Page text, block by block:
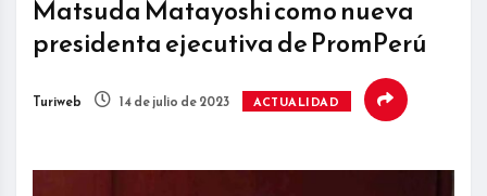
Matsuda Matayoshi como nueva
presidenta ejecutiva de PromPerú
Turiweb 14 de julio de 2023 ACTUALIDAD